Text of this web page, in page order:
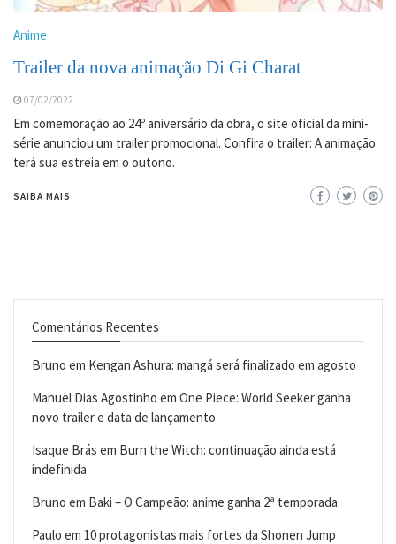
Anime
Trailer da nova animação Di Gi Charat
07/02/2022
Em comemoração ao 24º aniversário da obra, o site oficial da mini-
série anunciou um trailer promocional. Confira o trailer: A animação
terá sua estreia em o outono.
SAIBA MAIS
Comentários Recentes
Bruno em Kengan Ashura: mangá será finalizado em agosto
Manuel Dias Agostinho em One Piece: World Seeker ganha
novo trailer e data de lançamento
Isaque Brás em Burn the Witch: continuação ainda está
indefinida
Bruno em Baki – O Campeão: anime ganha 2ª temporada
Paulo em 10 protagonistas mais fortes da Shonen Jump